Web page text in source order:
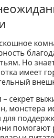
Но
имеет
секрет
монстера
помогают